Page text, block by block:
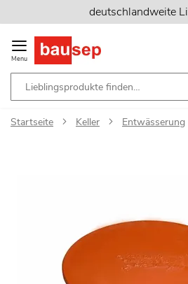
Inhalt
springen
deutschlandweite
Menu
Startseite Keller Entwässerung